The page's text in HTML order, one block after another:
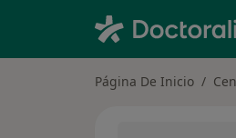
Página De Inicio